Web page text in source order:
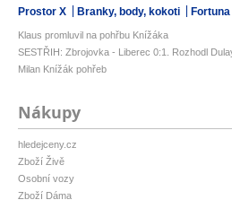
Prostor X Branky, body, kokoti
Klaus promluvil na pohřbu Knížáka
SESTŘIH: Zbrojovka - Liberec 0:1. Rozhodl
Milan Knížák pohřeb
Nákupy
hledejceny.cz
Zboží Živě
Osobní vozy
Zboží Dáma